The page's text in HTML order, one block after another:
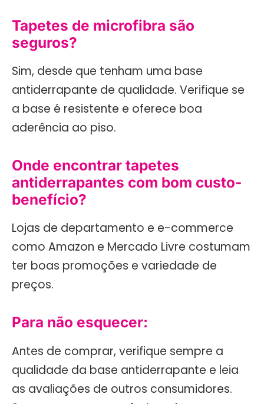
Tapetes de microfibra são
seguros?
Sim, desde que tenham uma base
antiderrapante de qualidade. Verifique se
a base é resistente e oferece boa
aderência ao piso.
Onde encontrar tapetes
antiderrapantes com bom custo-
benefício?
Lojas de departamento e e-commerce
como Amazon e Mercado Livre costumam
ter boas promoções e variedade de
preços.
Para não esquecer:
Antes de comprar, verifique sempre a
qualidade da base antiderrapante e leia
as avaliações de outros consumidores.